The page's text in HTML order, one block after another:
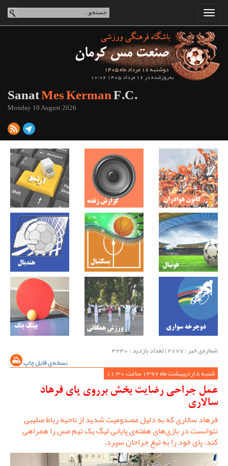
دوشنبه 18 مرداد ماه 1405
به‌روزشده در 16 مرداد 1405 10:06
SanatMes KermanF.C.
Monday 10 August 2026
شماره‌ی خبر : ‌2777 | تعداد بازدید : 3230
نسخه‌ی قابل چاپ
شنبه 8 اردیبهشت ماه 1397 ساعت 11:30
عمل جراحی رضایت بخش برروی پای فرهاد
سالاری
فرهاد سالاری که به دلیل مصدومیت شدید از ناحیه رباط صلیبی
نتوانست در بازی‌های هفته‌ی پایانی لیگ یک تیم مس را همراهی
کند، پای خود را به تیغ جراحان سپرد.